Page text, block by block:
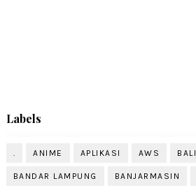
Labels
. ANIME APLIKASI AWS BALI
BANDAR LAMPUNG BANJARMASIN